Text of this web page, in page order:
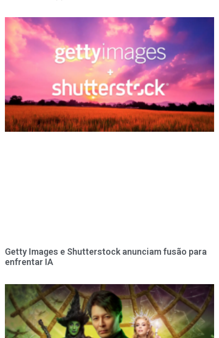
Getty Images e Shutterstock anunciam fusão para
enfrentar IA